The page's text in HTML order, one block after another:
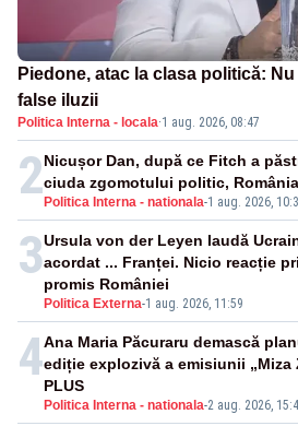
Piedone, atac la clasa politică:
false iluzii
Politica Interna - locala·1 aug. 2026, 08:47
2 Politica Interna - nationala-1 aug. 2026,
Nicușor Dan, după ce Fitch a
ciuda zgomotului politic,
3
Politica Externa-1 aug. 2026, 11:59
Ursula von der Leyen laudă
acordat ... Franței. Nicio reacție
promis României
4
Politica Interna - nationala-2 aug. 2026,
Ana Maria Păcuraru demască
ediție explozivă a emisiunii „Miza
PLUS